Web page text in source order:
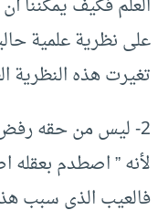
العلم فكيف يمكننا
على نظرية علمية
تغيرت هذه النظرية
2- ليس من حقه
لأنه ” اصطدم بعقله
فالعيب الذي سبب